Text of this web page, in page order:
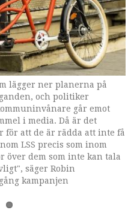
lägger ner planerna på
och politiker
går emot
i media. Då är det
att de är rädda att inte få
LSS precis som inom
över dem som inte kan tala
säger Robin
kampanjen
lägger ner planerna på
och politiker
går emot
i media. Då är det
att de är rädda att inte få
LSS precis som inom
över dem som inte kan tala
säger Robin
dragit igång kampanjen